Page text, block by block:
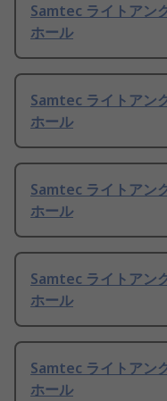
Samtec ライトアン
ホール
Samtec ライトアン
ホール
Samtec ライトアン
ホール
Samtec ライトアン
ホール
Samtec ライトアン
ホール